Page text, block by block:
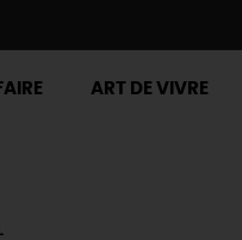
ART DE VIVRE